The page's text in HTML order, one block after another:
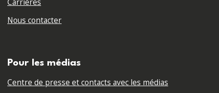
Carrières
Nous contacter
Pour les médias
Centre de presse et contacts avec les médias